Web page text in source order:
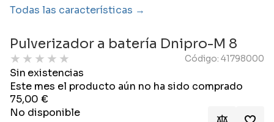
Todas las características
Pulverizador a batería Dnipro-M 8
★ ★ ★ ★ ★ Código: 41798000
Sin existencias
Este mes el producto aún no ha sido comprado
75,00€
No disponible